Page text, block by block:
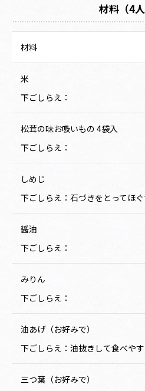
材料（4人
材料
米
下ごしらえ：
松茸の味お吸いもの 4袋入
下ごしらえ：
しめじ
下ごしらえ：石づきをとってほ
醤油
下ごしらえ：
みりん
下ごしらえ：
油あげ（お好みで）
下ごしらえ：油抜きして食べや
三つ葉（お好みで）